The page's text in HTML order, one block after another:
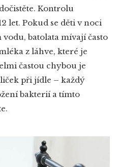
Kontrolu
let. Pokud se děti v noci
batolata mívají často
z láhve, které je
častou chybou je
při jídle – každý
bakterií a tímto